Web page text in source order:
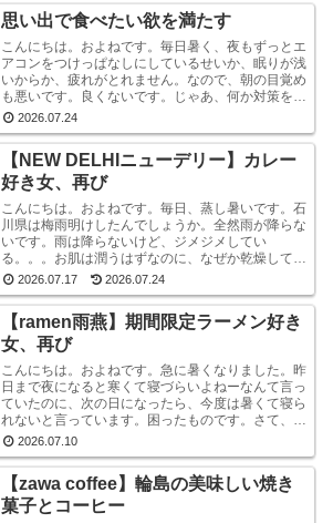
思い出で食べたい欲を満たす
こんにちは。およねです。毎日暑く、夜もずっとエ
アコンをつけっぱなしにしているせいか、眠りが浅
いからか、疲れがとれません。なので、朝の目覚め
も悪いです。良くないです。じゃあ、何か対策をし
ているかと言われれば、何もしていません。いや、
ストレッチ...
2026.07.24
【NEW DELHIニューデリー】カレー
好き女、再び
こんにちは。およねです。毎日、蒸し暑いです。石
川県は梅雨明けしたんでしょうか。全然雨が降らな
いです。雨は降らないけど、ジメジメしてい
る。。。お肌は潤うはずなのに、なぜか乾燥してい
ます。しかも、おでこと片方のこめかみだけ。年
齢？ストレス？？結...
2026.07.17 2026.07.24
【ramen雨燕】期間限定ラーメン好き
女、再び
こんにちは。およねです。急に暑くなりました。昨
日まで夜になると寒くて寝づらいよねーなんて言っ
ていたのに、次の日になったら、今度は暑くて寝ら
れないと言っています。困ったものです。さて、先
日金沢へ行ったとき、ひさしぶりにひとりラーメン
を堪能して...
2026.07.10
【zawa coffee】輪島の美味しい焼き
菓子とコーヒー